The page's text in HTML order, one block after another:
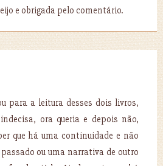
e obrigada pelo comentário.
para a leitura desses dois livros,
ora queria e depois não,
que há uma continuidade e não
ou uma narrativa de outro